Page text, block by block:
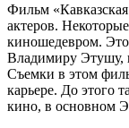
Фильм
актеров.
киношедевром. Это
Владимиру Этушу,
Съемки в этом
карьере. До этого
кино, в основном